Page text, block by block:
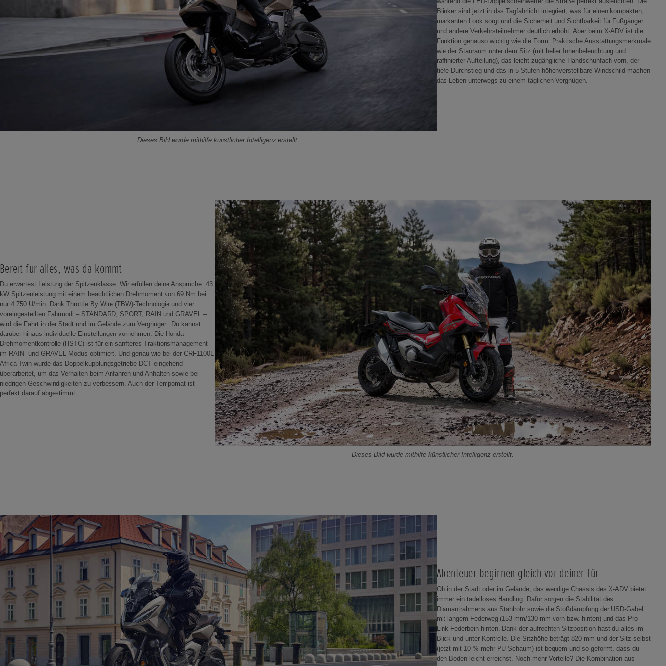
Dieses Bild wurde mithilfe künstlicher Intelligenz erstellt.
Blinker sind jetzt in das Tagfahrlicht integriert, was für einen kompakten,
markanten Look sorgt und die Sicherheit und Sichtbarkeit für Fußgänger
und andere Verkehrsteilnehmer deutlich erhöht. Aber beim X-ADV ist die
Funktion genauso wichtig wie die Form. Praktische Ausstattungsmerkmale
wie der Stauraum unter dem Sitz (mit heller Innenbeleuchtung und
raffinierter Aufteilung), das leicht zugängliche Handschuhfach vorn, der
tiefe Durchstieg und das in 5 Stufen höhenverstellbare Windschild machen
das Leben unterwegs zu einem täglichen Vergnügen.
Dieses Bild wurde mithilfe künstlicher Intelligenz erstellt.
Bereit für alles, was da kommt
Du erwartest Leistung der Spitzenklasse. Wir erfüllen deine Ansprüche: 43
kW Spitzenleistung mit einem beachtlichen Drehmoment von 69 Nm bei
nur 4.750 U/min. Dank Throttle By Wire (TBW)-Technologie und vier
voreingestellten Fahrmodi – STANDARD, SPORT, RAIN und GRAVEL –
wird die Fahrt in der Stadt und im Gelände zum Vergnügen. Du kannst
darüber hinaus individuelle Einstellungen vornehmen. Die Honda
Drehmomentkontrolle (HSTC) ist für ein sanfteres Traktionsmanagement
im RAIN- und GRAVEL-Modus optimiert. Und genau wie bei der CRF1100L
Africa Twin wurde das Doppelkupplungsgetriebe DCT eingehend
überarbeitet, um das Verhalten beim Anfahren und Anhalten sowie bei
niedrigen Geschwindigkeiten zu verbessern. Auch der Tempomat ist
perfekt darauf abgestimmt.
Abenteuer beginnen gleich vor deiner Tür
Ob in der Stadt oder im Gelände, das wendige Chassis des X-ADV bietet
immer ein tadelloses Handling. Dafür sorgen die Stabilität des
Diamantrahmens aus Stahlrohr sowie die Stoßdämpfung der USD-Gabel
mit langem Federweg (153 mm/130 mm vorn bzw. hinten) und das Pro-
Link-Federbein hinten. Dank der aufrechten Sitzposition hast du alles im
Blick und unter Kontrolle. Die Sitzhöhe beträgt 820 mm und der Sitz selbst
(jetzt mit 10 % mehr PU-Schaum) ist bequem und so geformt, dass du
den Boden leicht erreichst. Noch mehr Vorteile? Die Kombination aus